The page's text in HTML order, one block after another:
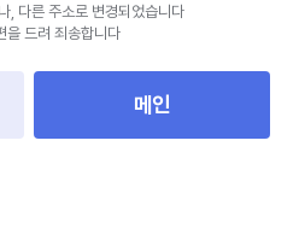
, 다른 주소로 변경되었습니다
을 드려 죄송합니다
메인